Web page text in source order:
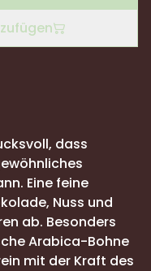
dass
Eine feine
Nuss und
ab. Besonders
Arabica-Bohne
mit der Kraft des